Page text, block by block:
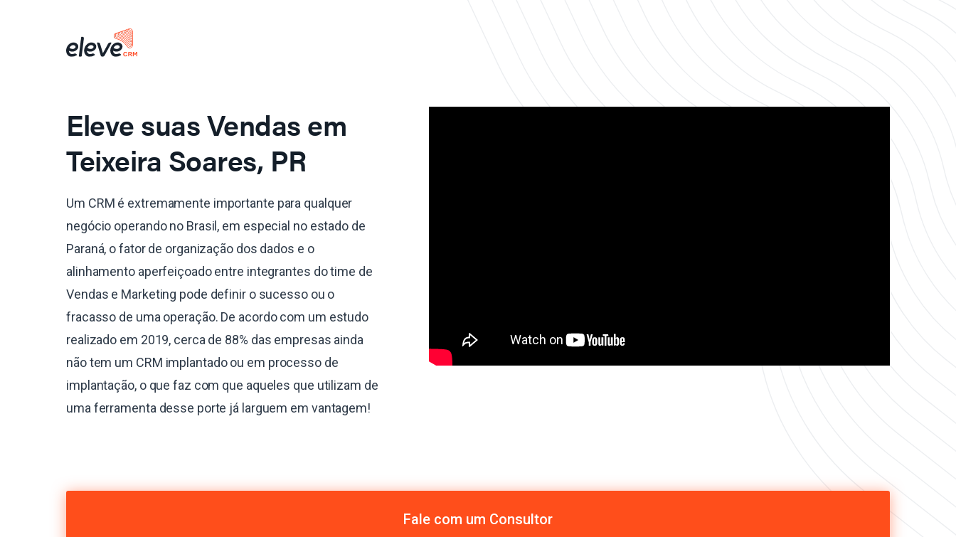
Eleve suas Vendas em
Teixeira Soares, PR
Um CRM é extremamente importante para qualquer
negócio operando no Brasil, em especial no estado de
Paraná, o fator de organização dos dados e o
alinhamento aperfeiçoado entre integrantes do time de
Vendas e Marketing pode definir o sucesso ou o
fracasso de uma operação. De acordo com um estudo
realizado em 2019, cerca de 88% das empresas ainda
não tem um CRM implantado ou em processo de
implantação, o que faz com que aqueles que utilizam de
uma ferramenta desse porte já larguem em vantagem!
Fale com um Consultor